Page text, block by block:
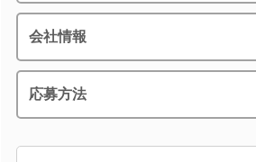
会社情報
応募方法